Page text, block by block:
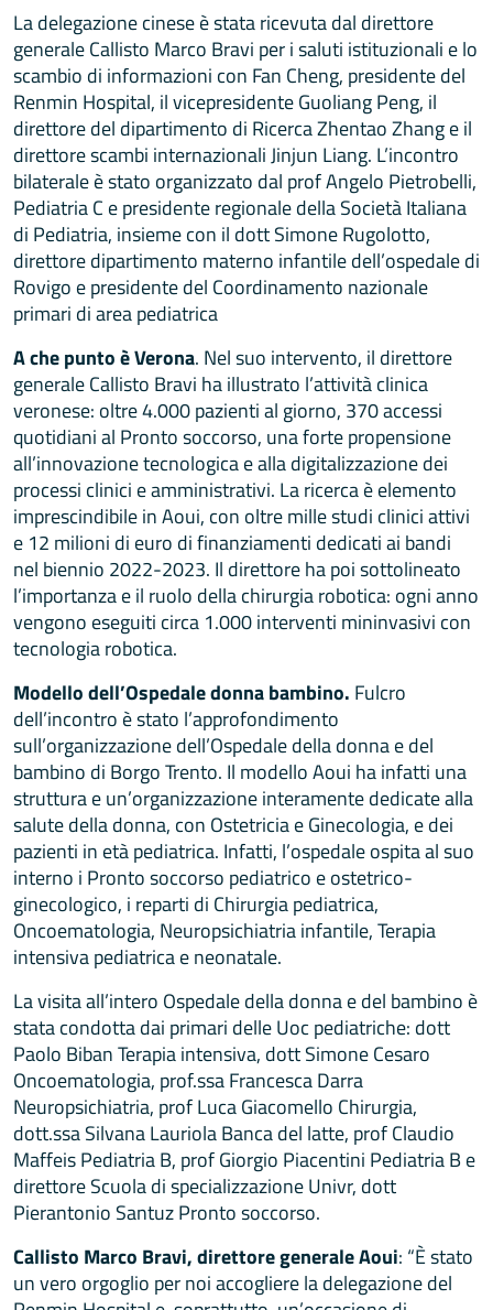
La delegazione cinese è stata ricevuta dal direttore
generale Callisto Marco Bravi per i saluti istituzionali e lo
scambio di informazioni con Fan Cheng, presidente del
Renmin Hospital, il vicepresidente Guoliang Peng, il
direttore del dipartimento di Ricerca Zhentao Zhang e il
direttore scambi internazionali Jinjun Liang. L’incontro
bilaterale è stato organizzato dal prof Angelo Pietrobelli,
Pediatria C e presidente regionale della Società Italiana
di Pediatria, insieme con il dott Simone Rugolotto,
direttore dipartimento materno infantile dell’ospedale di
Rovigo e presidente del Coordinamento nazionale
primari di area pediatrica
A che punto è Verona. Nel suo intervento, il direttore
generale Callisto Bravi ha illustrato l’attività clinica
veronese: oltre 4.000 pazienti al giorno, 370 accessi
quotidiani al Pronto soccorso, una forte propensione
all’innovazione tecnologica e alla digitalizzazione dei
processi clinici e amministrativi. La ricerca è elemento
imprescindibile in Aoui, con oltre mille studi clinici attivi
e 12 milioni di euro di finanziamenti dedicati ai bandi
nel biennio 2022-2023. Il direttore ha poi sottolineato
l’importanza e il ruolo della chirurgia robotica: ogni anno
vengono eseguiti circa 1.000 interventi mininvasivi con
tecnologia robotica.
Modello dell’Ospedale donna bambino. Fulcro
dell’incontro è stato l’approfondimento
sull’organizzazione dell’Ospedale della donna e del
bambino di Borgo Trento. Il modello Aoui ha infatti una
struttura e un’organizzazione interamente dedicate alla
salute della donna, con Ostetricia e Ginecologia, e dei
pazienti in età pediatrica. Infatti, l’ospedale ospita al suo
interno i Pronto soccorso pediatrico e ostetrico-
ginecologico, i reparti di Chirurgia pediatrica,
Oncoematologia, Neuropsichiatria infantile, Terapia
intensiva pediatrica e neonatale.
La visita all’intero Ospedale della donna e del bambino è
stata condotta dai primari delle Uoc pediatriche: dott
Paolo Biban Terapia intensiva, dott Simone Cesaro
Oncoematologia, prof.ssa Francesca Darra
Neuropsichiatria, prof Luca Giacomello Chirurgia,
dott.ssa Silvana Lauriola Banca del latte, prof Claudio
Maffeis Pediatria B, prof Giorgio Piacentini Pediatria B e
direttore Scuola di specializzazione Univr, dott
Pierantonio Santuz Pronto soccorso.
Callisto Marco Bravi, direttore generale Aoui: “È stato
un vero orgoglio per noi accogliere la delegazione del